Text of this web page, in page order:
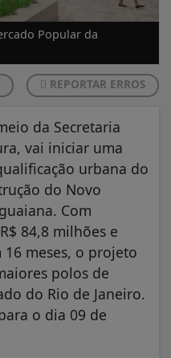
Popular da
REPORTAR ERROS
da Secretaria
vai iniciar uma
urbana do
do Novo
Com
84,8 milhões e
16 meses, o projeto
polos de
do Rio de Janeiro.
o dia 09 de